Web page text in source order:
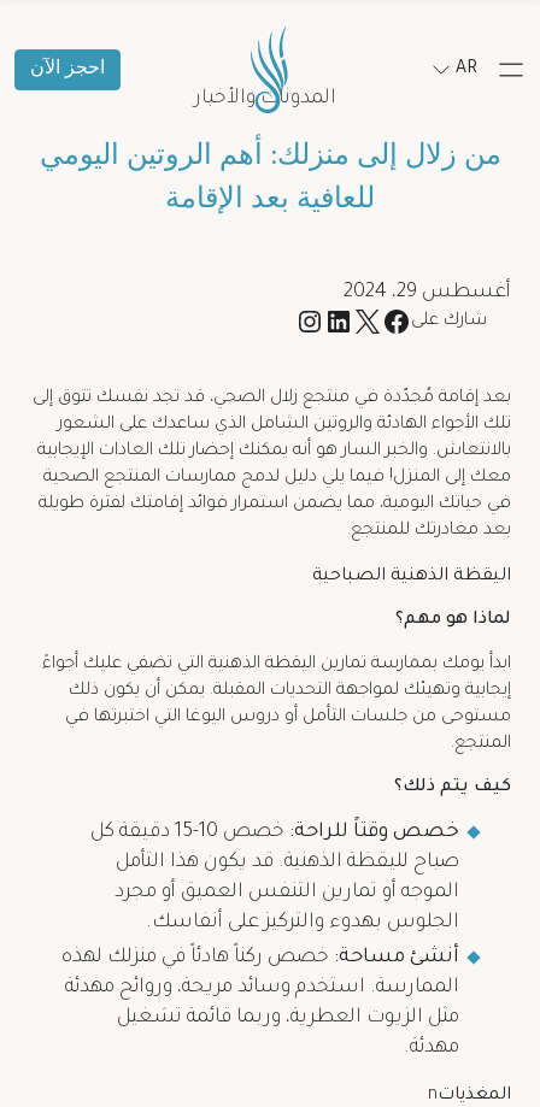
AR احجز الآن
المدونات والأخبار
من زلال إلى منزلك: أهم الروتين اليومي
للعافية بعد الإقامة
أغسطس 29، 2024
شارك على
بعد إقامة مُجدّدة في منتجع زلال الصحي، قد تجد نفسك تتوق إلى
تلك الأجواء الهادئة والروتين الشامل الذي ساعدك على الشعور
بالانتعاش. والخبر السار هو أنه يمكنك إحضار تلك العادات الإيجابية
معك إلى المنزل! فيما يلي دليل لدمج ممارسات المنتجع الصحية
في حياتك اليومية، مما يضمن استمرار فوائد إقامتك لفترة طويلة
بعد مغادرتك للمنتجع.
اليقظة الذهنية الصباحية
لماذا هو مهم؟
ابدأ يومك بممارسة تمارين اليقظة الذهنية التي تضفي عليك أجواءً
إيجابية وتهيئك لمواجهة التحديات المقبلة. يمكن أن يكون ذلك
مستوحى من جلسات التأمل أو دروس اليوغا التي اختبرتها في
المنتجع.
كيف يتم ذلك؟
خصص وقتاً للراحة:
خصص 10-15 دقيقة كل
صباح لليقظة الذهنية. قد يكون هذا التأمل
الموجه أو تمارين التنفس العميق أو مجرد
الجلوس بهدوء والتركيز على أنفاسك.
أنشئ مساحة: خصص ركناً هادئاً في منزلك لهذه
الممارسة. استخدم وسائد مريحة، وروائح مهدئة
مثل الزيوت العطرية، وربما قائمة تشغيل
مهدئة.
المغذياتn